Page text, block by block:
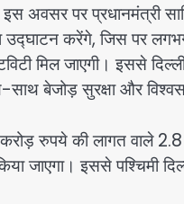
अवसर पर प्रधानमंत्री
का उद्घाटन करेंगे, जिस पर
मिल जाएगी। इससे
बेजोड़ सुरक्षा और
रुपये की लागत वाले 2.8
जाएगा। इससे पश्चिमी